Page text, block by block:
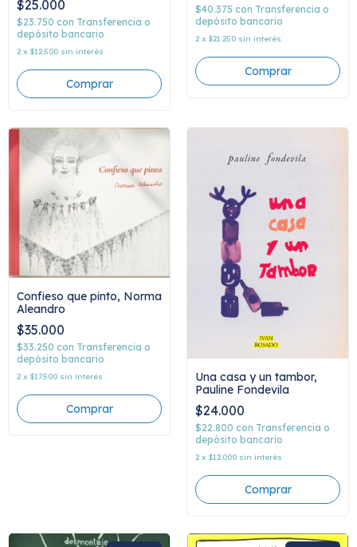
$25.000
$23.750 con Transferencia o
depósito bancario
2 x $12.500 sin interés
McManness
$40.375 con Transferencia o
depósito bancario
2 x $21.250 sin interés
Confieso que pinto, Norma
Aleandro
$35.000
$33.250 con Transferencia o
depósito bancario
2 x $17.500 sin interés
Una casa y un tambor,
Pauline Fondevila
$24.000
$22.800 con Transferencia o
depósito bancario
2 x $12.000 sin interés